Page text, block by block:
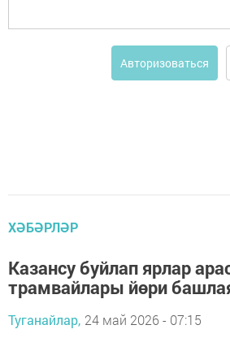
Авторизоваться
ХӘБӘРЛӘР
Казансу буйлап ярлар
трамвайлары йөри
Туганайлар, 24 май 2026 - 07:15